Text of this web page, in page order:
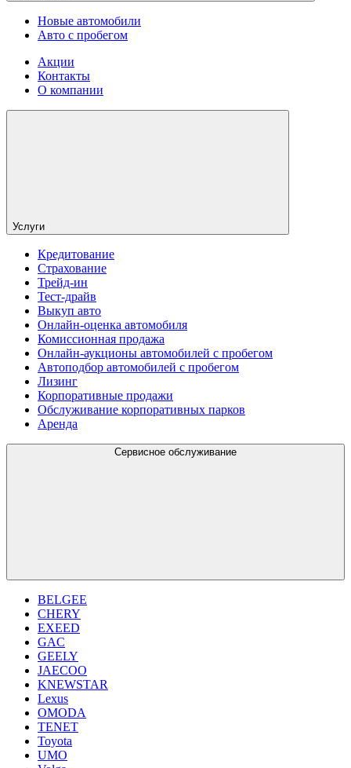
Новые автомобили
Авто с пробегом
Акции
Контакты
О компании
Услуги
Кредитование
Страхование
Трейд-ин
Тест-драйв
Выкуп авто
Онлайн-оценка автомобиля
Комиссионная продажа
Онлайн-аукционы автомобилей с пробегом
Автоподбор автомобилей с пробегом
Лизинг
Корпоративные продажи
Обслуживание корпоративных парков
Аренда
Сервисное обслуживание
BELGEE
CHERY
EXEED
GAC
GEELY
JAECOO
KNEWSTAR
Lexus
OMODA
TENET
Toyota
UMO